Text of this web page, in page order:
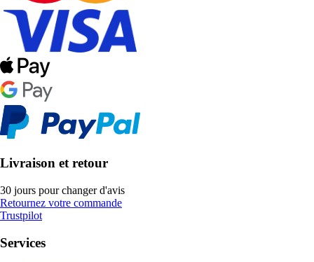
Livraison et retour
30 jours pour changer d'avis
Retournez votre commande
Trustpilot
Services